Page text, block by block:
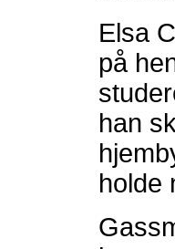
Elsa
på
han
holde